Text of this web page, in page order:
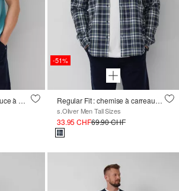
Regular Fit : chemise douce à manches courtes avec broderie
-51%
Regular Fit : chemise à carreaux en coton avec col button-down
s.Oliver Men Tall Sizes
33.95 CHF69.90 CHF